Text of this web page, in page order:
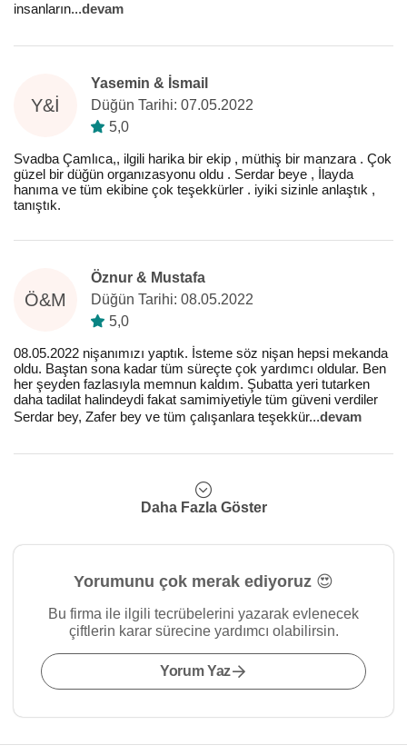
insanların...devam
Y&İ
Yasemin & İsmail
Düğün Tarihi: 07.05.2022
5,0
Svadba Çamlıca,, ilgili harika bir ekip , müthiş bir manzara . Çok
güzel bir düğün organızasyonu oldu . Serdar beye , İlayda
hanıma ve tüm ekibine çok teşekkürler . iyiki sizinle anlaştık ,
tanıştık.
Ö&M
Öznur & Mustafa
Düğün Tarihi: 08.05.2022
5,0
08.05.2022 nişanımızı yaptık. İsteme söz nişan hepsi mekanda
oldu. Baştan sona kadar tüm süreçte çok yardımcı oldular. Ben
her şeyden fazlasıyla memnun kaldım. Şubatta yeri tutarken
daha tadilat halindeydi fakat samimiyetiyle tüm güveni verdiler
Serdar bey, Zafer bey ve tüm çalışanlara teşekkür...devam
Daha Fazla Göster
Yorumunu çok merak ediyoruz 😍
Bu firma ile ilgili tecrübelerini yazarak evlenecek
çiftlerin karar sürecine yardımcı olabilirsin.
Yorum Yaz